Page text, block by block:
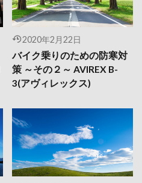
2020年2月22日
バイク乗りのための防寒対
策 ～その２～ AVIREX B-
3(アヴィレックス)